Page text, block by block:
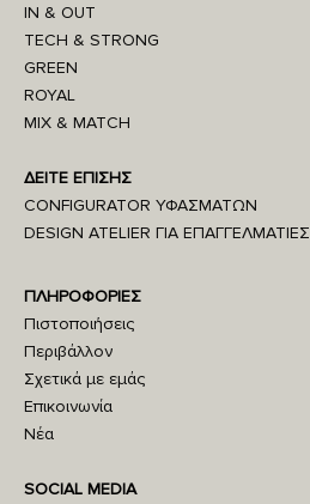
IN & OUT
TECH & STRONG
GREEN
ROYAL
MIX & MATCH
ΔΕΙΤΕ ΕΠΙΣΗΣ
CONFIGURATOR ΥΦΑΣΜΑΤΩΝ
DESIGN ATELIER ΓΙΑ ΕΠΑΓΓΕΛΜΑΤΙΕΣ
ΠΛΗΡΟΦΟΡΙΕΣ
Πιστοποιήσεις
Περιβάλλον
Σχετικά με εμάς
Επικοινωνία
Νέα
SOCIAL MEDIA